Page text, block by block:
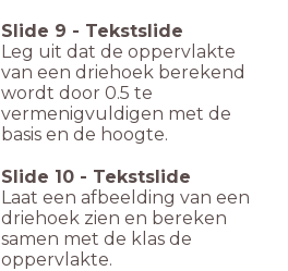
Slide 9 - Tekstslide
Leg uit dat de oppervlakte
van een driehoek berekend
wordt door 0.5 te
vermenigvuldigen met de
basis en de hoogte.
Slide 10 - Tekstslide
Laat een afbeelding van een
driehoek zien en bereken
samen met de klas de
oppervlakte.